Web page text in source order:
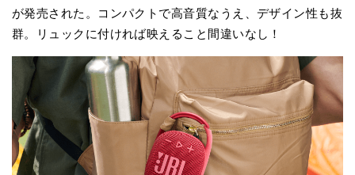
が発売された。コンパクトで高音質なうえ、デザイン性も抜
群。リュックに付ければ映えること間違いなし！